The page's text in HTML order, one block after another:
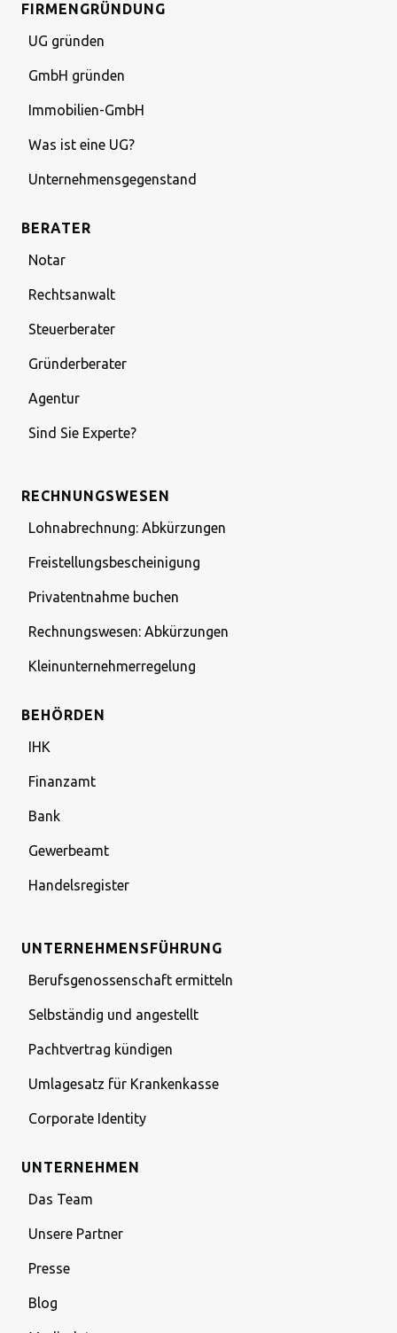
FIRMENGRÜNDUNG
UG gründen
GmbH gründen
Immobilien-GmbH
Was ist eine UG?
Unternehmensgegenstand
BERATER
Notar
Rechtsanwalt
Steuerberater
Gründerberater
Agentur
Sind Sie Experte?
RECHNUNGSWESEN
Lohnabrechnung: Abkürzungen
Freistellungsbescheinigung
Privatentnahme buchen
Rechnungswesen: Abkürzungen
Kleinunternehmerregelung
BEHÖRDEN
IHK
Finanzamt
Bank
Gewerbeamt
Handelsregister
UNTERNEHMENSFÜHRUNG
Berufsgenossenschaft ermitteln
Selbständig und angestellt
Pachtvertrag kündigen
Umlagesatz für Krankenkasse
Corporate Identity
UNTERNEHMEN
Das Team
Unsere Partner
Presse
Blog